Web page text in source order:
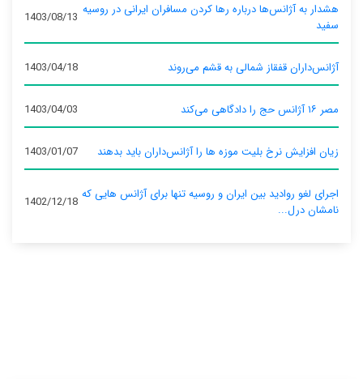
هشدار به آژانس‌ها درباره رها کردن مسافران ایرانی در روسیه
سفید
1403/08/13
آژانس‌داران قفقاز شمالی به قشم می‌روند 1403/04/18
مصر ۱۶ آژانس حج را دادگاهی می‌کند 1403/04/03
زیان افزایش نرخ بلیت موزه ها را آژانس‌داران باید بدهند 1403/01/07
اجرای لغو روادید بین ایران و روسیه تنها برای آژانس‌ هایی که
نامشان درل...
1402/12/18